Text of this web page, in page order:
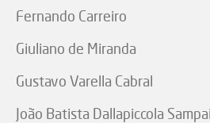
Fernando Carreiro
Giuliano de Miranda
Gustavo Varella Cabral
João Batista Dallapiccola